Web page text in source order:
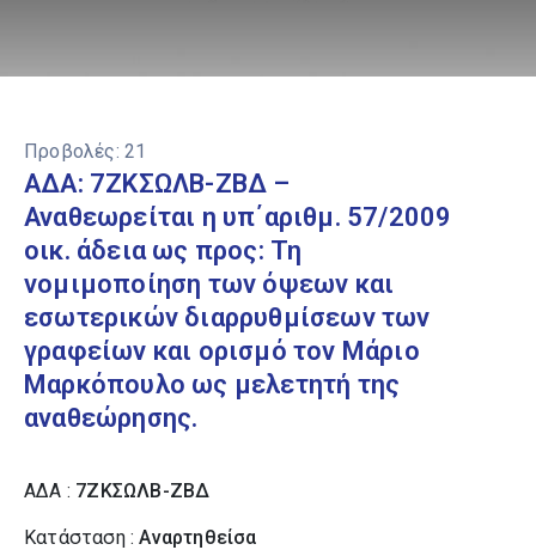
Προβολές: 21
ΑΔΑ: 7ΖΚΣΩΛΒ-ΖΒΔ –
Αναθεωρείται η υπ΄αριθμ. 57/2009
οικ. άδεια ως προς: Τη
νομιμοποίηση των όψεων και
εσωτερικών διαρρυθμίσεων των
γραφείων και ορισμό τον Μάριο
Μαρκόπουλο ως μελετητή της
αναθεώρησης.
ΑΔΑ : 7ΖΚΣΩΛΒ-ΖΒΔ
Κατάσταση :Αναρτηθείσα